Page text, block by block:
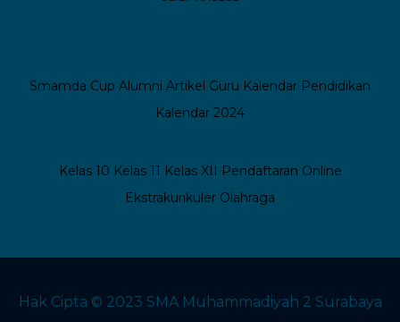
Smamda Cup Alumni Artikel Guru Kalendar Pendidikan
Kalendar 2024
Kelas 10 Kelas 11 Kelas XII Pendaftaran Online
Ekstrakurikuler Olahraga
Hak Cipta © 2023 SMA Muhammadiyah 2 Surabaya